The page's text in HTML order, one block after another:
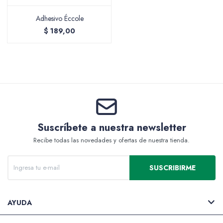
Adhesivo Éccole
$ 189,00
Suscríbete a nuestra newsletter
Recibe todas las novedades y ofertas de nuestra tienda.
SUSCRIBIRME
AYUDA
Cotillón y Sorpresitas